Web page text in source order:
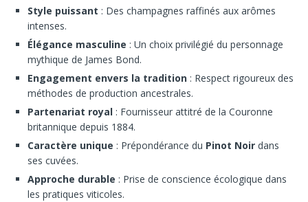
Style puissant : Des champagnes raffinés aux arômes
intenses.
Élégance masculine : Un choix privilégié du personnage
mythique de James Bond.
Engagement envers la tradition : Respect rigoureux des
méthodes de production ancestrales.
Partenariat royal : Fournisseur attitré de la Couronne
britannique depuis 1884.
Caractère unique : Prépondérance du Pinot Noir dans
ses cuvées.
Approche durable : Prise de conscience écologique dans
les pratiques viticoles.